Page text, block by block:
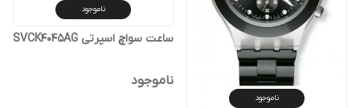
ناموجود
ناموجود
ساعت سواچ اسپرتی SVCK4045AG
ناموجود